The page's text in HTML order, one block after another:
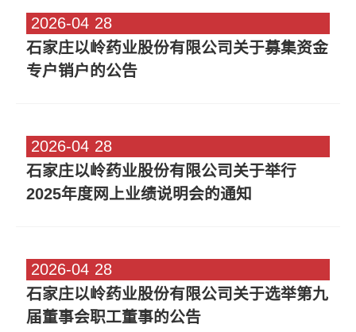
2026-04 28
石家庄以岭药业股份有限公司关于募集资金
专户销户的公告
2026-04 28
石家庄以岭药业股份有限公司关于举行
2025年度网上业绩说明会的通知
2026-04 28
石家庄以岭药业股份有限公司关于选举第九
届董事会职工董事的公告